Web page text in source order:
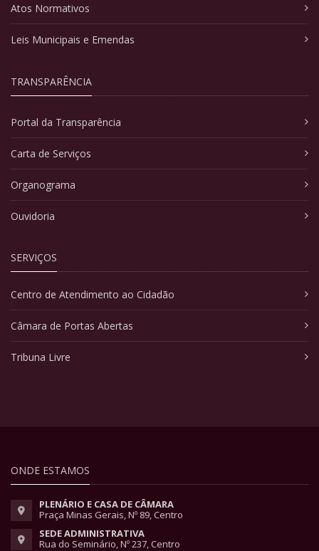
Atos Normativos
Leis Municipais e Emendas
TRANSPARÊNCIA
Portal da Transparência
Carta de Serviços
Organograma
Ouvidoria
SERVIÇOS
Centro de Atendimento ao Cidadão
Câmara de Portas Abertas
Tribuna Livre
ONDE ESTAMOS
PLENÁRIO E CASA DE CÂMARA
Praça Minas Gerais, Nº 89, Centro
SEDE ADMINISTRATIVA
Rua do Seminário, Nº 237, Centro